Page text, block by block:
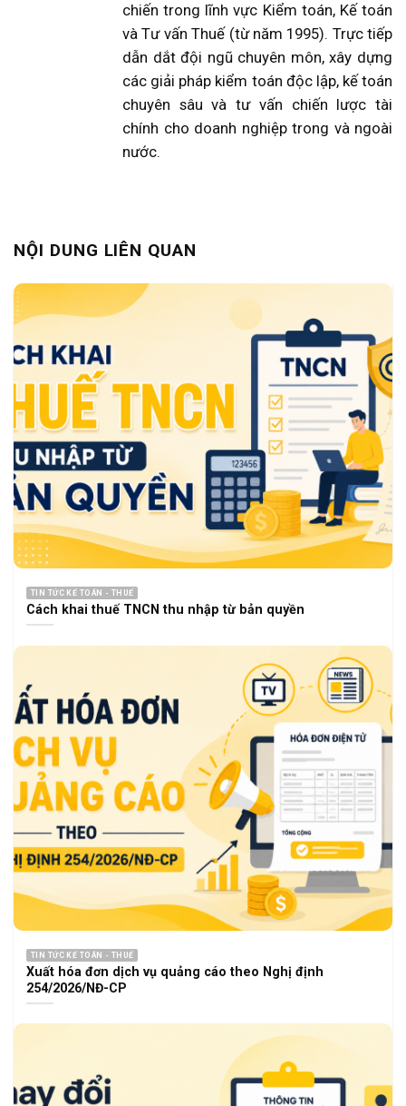
chiến trong lĩnh vực Kiểm toán, Kế toán
và Tư vấn Thuế (từ năm 1995). Trực tiếp
dẫn dắt đội ngũ chuyên môn, xây dựng
các giải pháp kiểm toán độc lập, kế toán
chuyên sâu và tư vấn chiến lược tài
chính cho doanh nghiệp trong và ngoài
nước.
NỘI DUNG LIÊN QUAN
TIN TỨC KẾ TOÁN - THUẾ
Cách khai thuế TNCN thu nhập từ bản quyền
TIN TỨC KẾ TOÁN - THUẾ
Xuất hóa đơn dịch vụ quảng cáo theo Nghị định
254/2026/NĐ-CP